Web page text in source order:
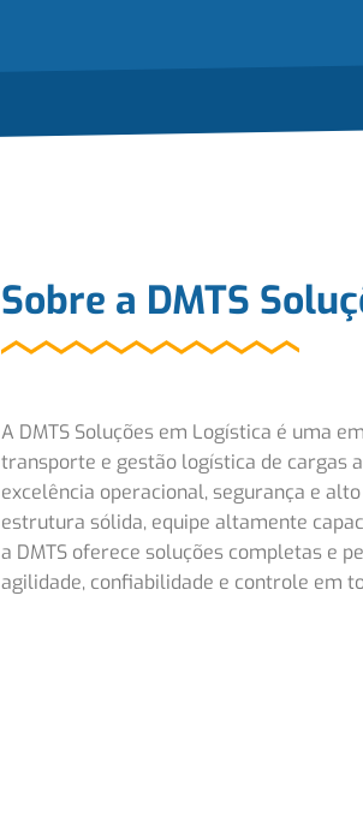
Sobre a DMTS
A DMTS Soluções em Logística é uma
transporte e gestão logística de cargas
excelência operacional, segurança e
estrutura sólida, equipe altamente
a DMTS oferece soluções completas e
agilidade, confiabilidade e controle em